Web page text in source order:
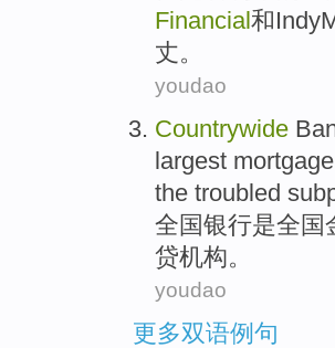
Financial和
丈。
youdao
Countrywide
largest mortgage
the troubled
全国银行是全国
贷机构。
youdao
更多双语例句